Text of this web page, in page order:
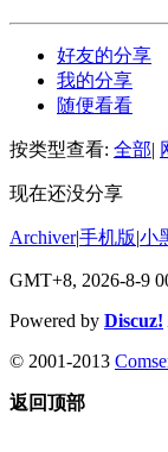
好友的分享
我的分享
随便看看
按类型查看: 全部|
现在还没分享
Archiver|手机版|小
GMT+8, 2026-8-9
Powered by Discuz!
© 2001-2013
返回顶部